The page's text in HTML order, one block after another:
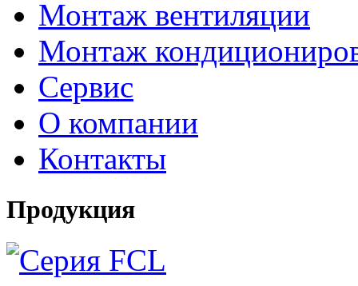
Монтаж вентиляции
Монтаж
Сервис
О компании
Контакты
Продукция